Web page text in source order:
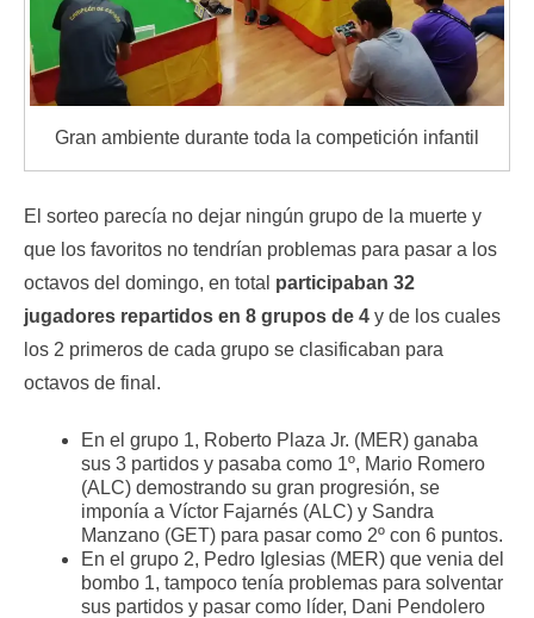
Gran ambiente durante toda la competición infantil
El sorteo parecía no dejar ningún grupo de la muerte y
que los favoritos no tendrían problemas para pasar a los
octavos del domingo, en total participaban 32
jugadores repartidos en 8 grupos de 4 y de los cuales
los 2 primeros de cada grupo se clasificaban para
octavos de final.
En el grupo 1, Roberto Plaza Jr. (MER) ganaba
sus 3 partidos y pasaba como 1º, Mario Romero
(ALC) demostrando su gran progresión, se
imponía a Víctor Fajarnés (ALC) y Sandra
Manzano (GET) para pasar como 2º con 6 puntos.
En el grupo 2, Pedro Iglesias (MER) que venia del
bombo 1, tampoco tenía problemas para solventar
sus partidos y pasar como líder, Dani Pendolero